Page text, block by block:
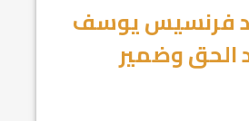
فرنسيس يوسف
وضمير